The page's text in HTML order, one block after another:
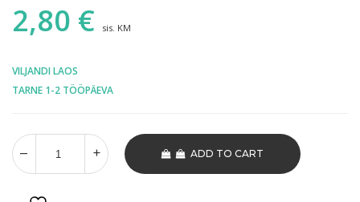
2,80 € sis. KM
VILJANDI LAOS
TARNE 1-2 TÖÖPÄEVA
ADD TO CART